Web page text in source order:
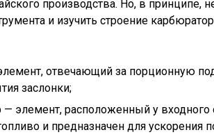
производства. Но, в принципе,
и изучить строение
отвечающий за порционную
заслонки;
элемент, расположенный у входного
и предназначен для ускорения